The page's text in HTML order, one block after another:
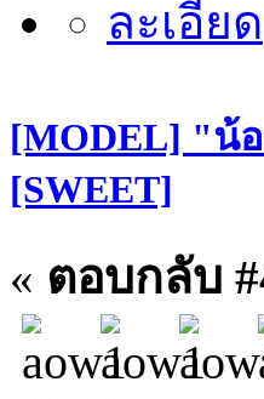
[MODEL] "น้
[SWEET]
« ตอบกลับ